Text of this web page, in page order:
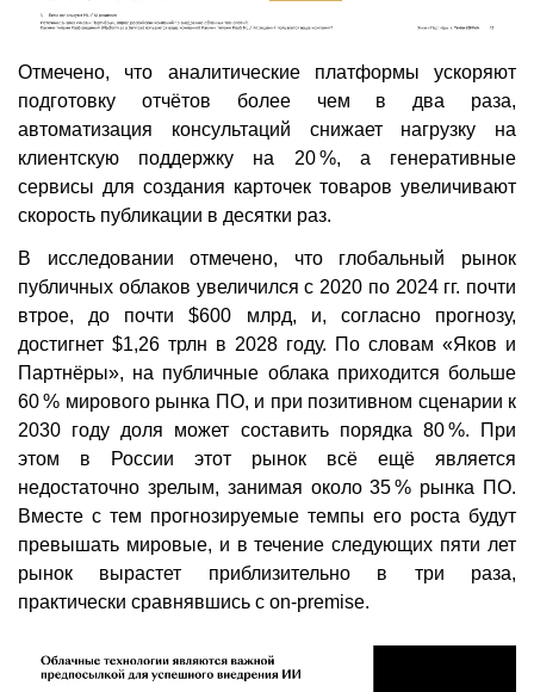
Отмечено, что аналитические платформы ускоряют
подготовку отчётов более чем в два раза,
автоматизация консультаций снижает нагрузку на
клиентскую поддержку на 20 %, а генеративные
сервисы для создания карточек товаров увеличивают
скорость публикации в десятки раз.
В исследовании отмечено, что глобальный рынок
публичных облаков увеличился с 2020 по 2024 гг. почти
втрое, до почти $600 млрд, и, согласно прогнозу,
достигнет $1,26 трлн в 2028 году. По словам «Яков и
Партнёры», на публичные облака приходится больше
60 % мирового рынка ПО, и при позитивном сценарии к
2030 году доля может составить порядка 80 %. При
этом в России этот рынок всё ещё является
недостаточно зрелым, занимая около 35 % рынка ПО.
Вместе с тем прогнозируемые темпы его роста будут
превышать мировые, и в течение следующих пяти лет
рынок вырастет приблизительно в три раза,
практически сравнявшись с on-premise.